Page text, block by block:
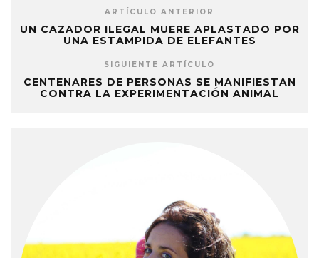
ARTÍCULO ANTERIOR
UN CAZADOR ILEGAL MUERE APLASTADO POR
UNA ESTAMPIDA DE ELEFANTES
SIGUIENTE ARTÍCULO
CENTENARES DE PERSONAS SE MANIFIESTAN
CONTRA LA EXPERIMENTACIÓN ANIMAL